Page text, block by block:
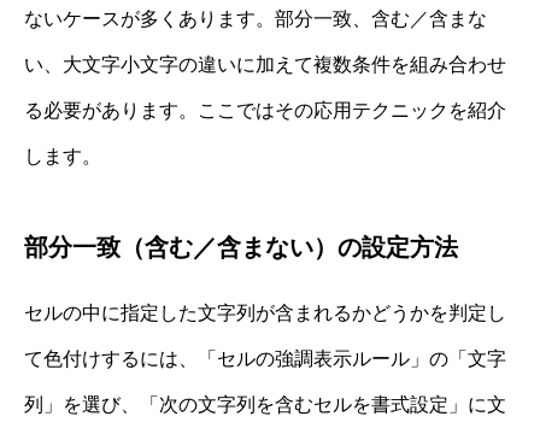
ないケースが多くあります。部分一致、含む／含まな
い、大文字小文字の違いに加えて複数条件を組み合わせ
る必要があります。ここではその応用テクニックを紹介
します。
部分一致（含む／含まない）の設定方法
セルの中に指定した文字列が含まれるかどうかを判定し
て色付けするには、「セルの強調表示ルール」の「文字
列」を選び、「次の文字列を含むセルを書式設定」に文